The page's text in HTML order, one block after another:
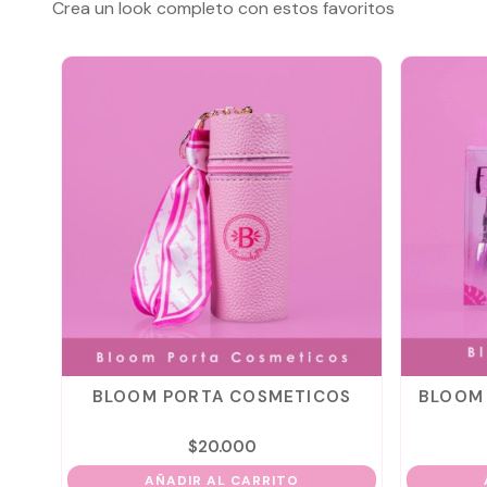
Crea un look completo con estos favoritos
BLOOM PORTA COSMETICOS
$20.000
AÑADIR AL CARRITO
BLOOM